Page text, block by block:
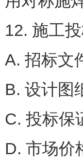
12. 施工
A. 招标文
B. 设计图
C. 投标保
D. 市场价